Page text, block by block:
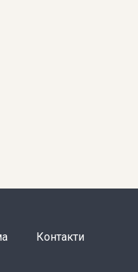
Контакти